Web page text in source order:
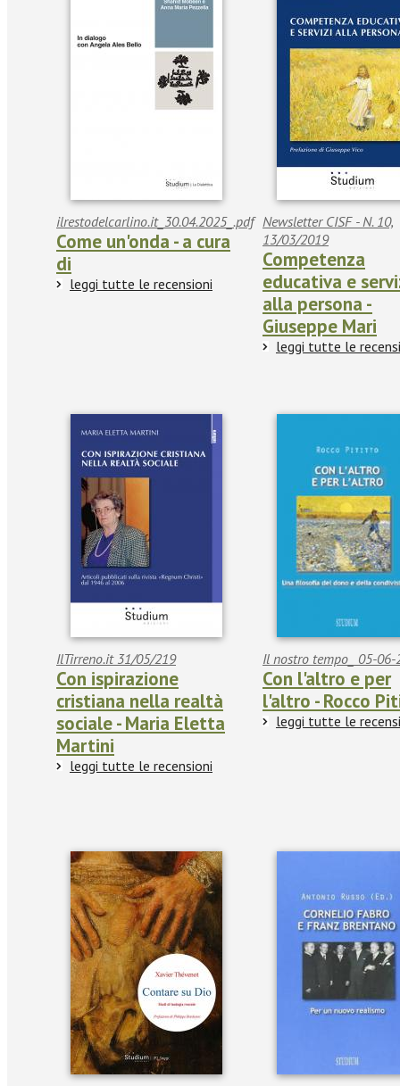
ilrestodelcarlino.it_30.04.2025_.pdf
Come un'onda - a cura
di
leggi tutte le recensioni
Newsletter CISF - N. 10,
13/03/2019
Competenza
educativa e
alla persona -
Giuseppe Mari
leggi tutte le
IlTirreno.it 31/05/219
Con ispirazione
cristiana nella realtà
sociale - Maria Eletta
Martini
leggi tutte le recensioni
Il nostro tempo_ 05-06-
Con l'altro e per
l'altro - Rocco
leggi tutte le